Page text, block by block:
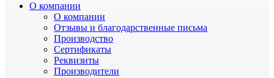
О компании
О компании
Отзывы и благодарственные письма
Производство
Сертификаты
Реквизиты
Производители